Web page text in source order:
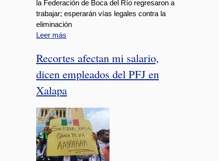
la Federación de Boca del Río regresaron a
trabajar; esperarán vías legales contra la
eliminación
Leer más
Recortes afectan mi salario,
dicen empleados del PFJ en
Xalapa